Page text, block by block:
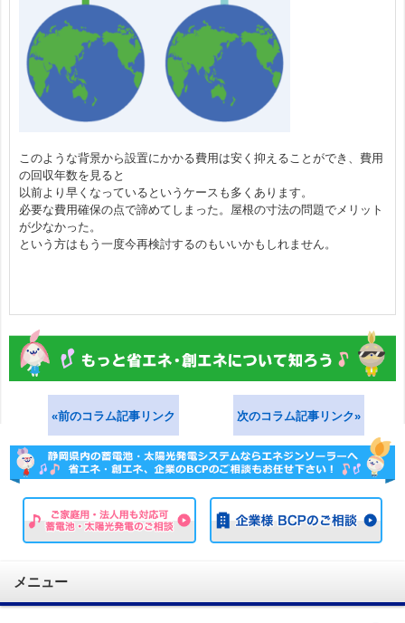
このような背景から設置にかかる費用は安く抑えることができ、費用
の回収年数を見ると
以前より早くなっているというケースも多くあります。
必要な費用確保の点で諦めてしまった。屋根の寸法の問題でメリット
が少なかった。
という方はもう一度今再検討するのもいいかもしれません。
«前のコラム記事リンク 次のコラム記事リンク»
メニュー